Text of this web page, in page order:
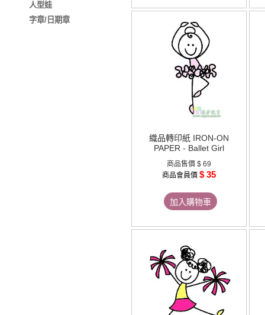
人型娃
字章/日期章
織品轉印紙 IRON-ON
PAPER - Ballet Girl
商品售價 $ 69
商品會員價 $ 35
加入購物車